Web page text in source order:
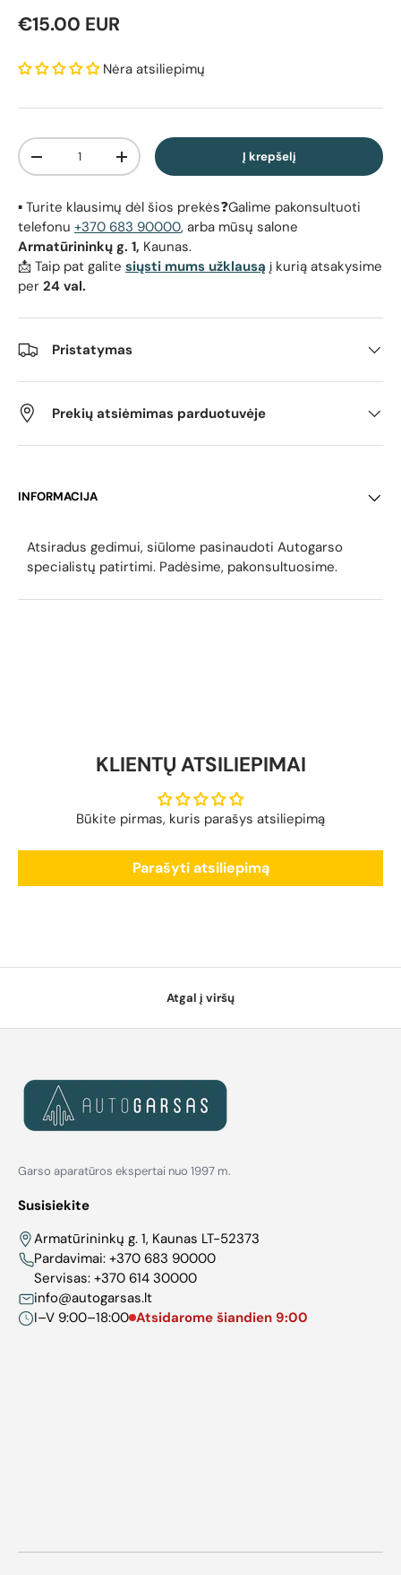
Reguliari kaina
€15.00 EUR
Nėra atsiliepimų
Kiekis
Sumažinti kiekįPadidinti kiekį Į krepšelį
▪️ Turite klausimų dėl šios prekės❓Galime pakonsultuoti
telefonu +370 683 90000, arba mūsų salone
Armatūrininkų g. 1, Kaunas.
📩 Taip pat galite siųsti mums užklausą į kurią atsakysime
per 24 val.
Pristatymas
Prekių atsiėmimas parduotuvėje
INFORMACIJA
Atsiradus gedimui, siūlome pasinaudoti Autogarso
specialistų patirtimi. Padėsime, pakonsultuosime.
KLIENTŲ ATSILIEPIMAI
Būkite pirmas, kuris parašys atsiliepimą
Parašyti atsiliepimą
Atgal į viršų
Garso aparatūros ekspertai nuo 1997 m.
Susisiekite
Armatūrininkų g. 1, Kaunas LT-52373
Pardavimai: +370 683 90000
Servisas: +370 614 30000
info@autogarsas.lt
I–V 9:00–18:00 Atsidarome šiandien 9:00